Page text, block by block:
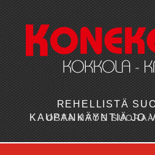
REHELLISTÄ
KAUPANKÄYNTIÄ JO
OSTA MYÖS